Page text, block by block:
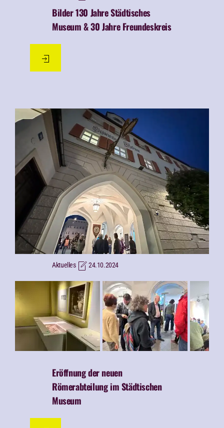
Bilder 130 Jahre Städtisches
Museum & 30 Jahre Freundeskreis
Aktuelles 24.10.2024
Eröffnung der neuen
Römerabteilung im Städtischen
Museum